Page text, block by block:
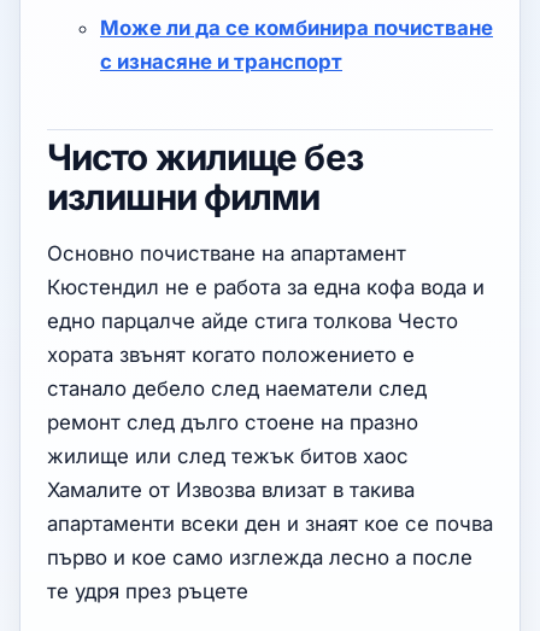
Може ли да се комбинира почистване
с изнасяне и транспорт
Чисто жилище без
излишни филми
Основно почистване на апартамент
Кюстендил не е работа за една кофа вода и
едно парцалче айде стига толкова Често
хората звънят когато положението е
станало дебело след наематели след
ремонт след дълго стоене на празно
жилище или след тежък битов хаос
Хамалите от Извозва влизат в такива
апартаменти всеки ден и знаят кое се почва
първо и кое само изглежда лесно а после
те удря през ръцете